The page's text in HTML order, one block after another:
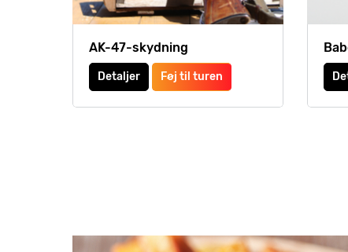
AK-47-skydning
Detaljer Føj til turen